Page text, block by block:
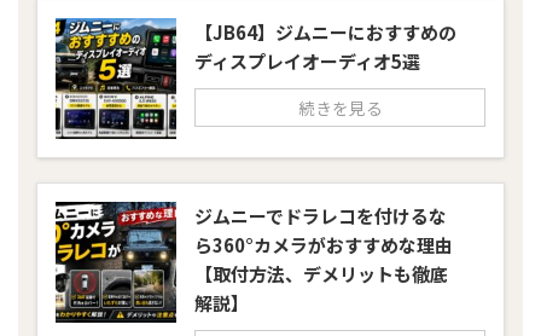
【JB64】ジムニーにおすすめの
ディスプレイオーディオ5選
続きを見る
ジムニーでドラレコを付けるな
ら360°カメラがおすすめな理由
【取付方法、デメリットも徹底
解説】